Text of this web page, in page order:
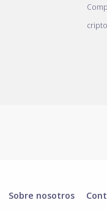
cripto
Sobre nosotros